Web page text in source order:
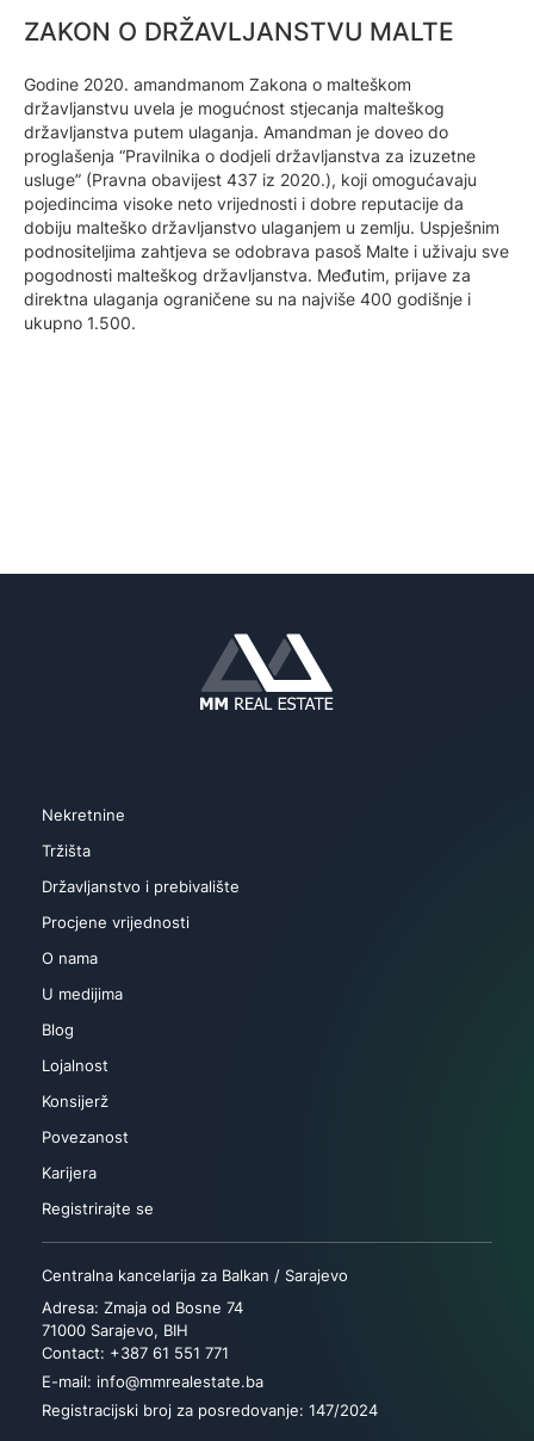
ZAKON O DRŽAVLJANSTVU MALTE
Godine 2020. amandmanom Zakona o malteškom
državljanstvu uvela je mogućnost stjecanja malteškog
državljanstva putem ulaganja. Amandman je doveo do
proglašenja “Pravilnika o dodjeli državljanstva za izuzetne
usluge” (Pravna obavijest 437 iz 2020.), koji omogućavaju
pojedincima visoke neto vrijednosti i dobre reputacije da
dobiju malteško državljanstvo ulaganjem u zemlju. Uspješnim
podnositeljima zahtjeva se odobrava pasoš Malte i uživaju sve
pogodnosti malteškog državljanstva. Međutim, prijave za
direktna ulaganja ograničene su na najviše 400 godišnje i
ukupno 1.500.
Nekretnine
Tržišta
Državljanstvo i prebivalište
Procjene vrijednosti
O nama
U medijima
Blog
Lojalnost
Konsijerž
Povezanost
Karijera
Registrirajte se
Centralna kancelarija za Balkan / Sarajevo
Adresa: Zmaja od Bosne 74
71000 Sarajevo, BIH
Contact: +387 61 551 771
E-mail: info@mmrealestate.ba
Registracijski broj za posredovanje: 147/2024